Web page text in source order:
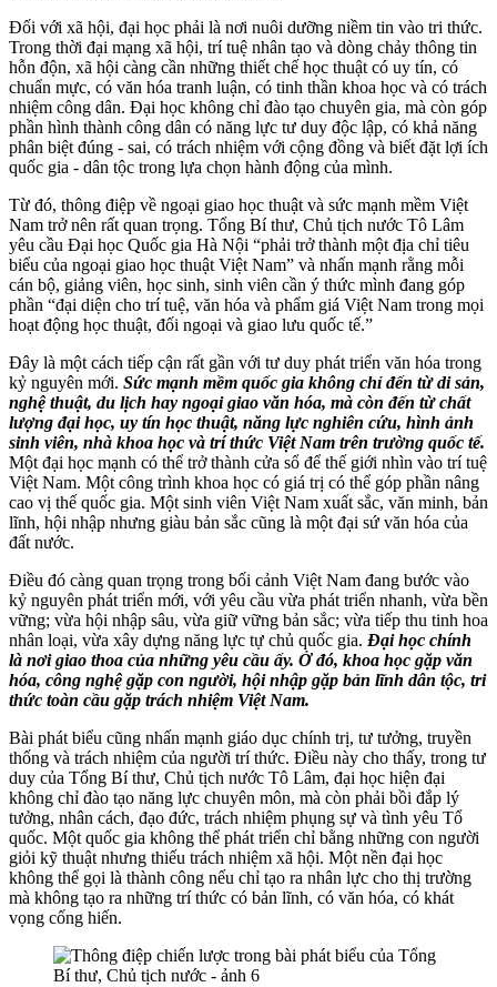
Đối với xã hội, đại học phải là nơi nuôi dưỡng niềm tin vào tri thức.
Trong thời đại mạng xã hội, trí tuệ nhân tạo và dòng chảy thông tin
hỗn độn, xã hội càng cần những thiết chế học thuật có uy tín, có
chuẩn mực, có văn hóa tranh luận, có tinh thần khoa học và có trách
nhiệm công dân. Đại học không chỉ đào tạo chuyên gia, mà còn góp
phần hình thành công dân có năng lực tư duy độc lập, có khả năng
phân biệt đúng - sai, có trách nhiệm với cộng đồng và biết đặt lợi ích
quốc gia - dân tộc trong lựa chọn hành động của mình.
Từ đó, thông điệp về ngoại giao học thuật và sức mạnh mềm Việt
Nam trở nên rất quan trọng. Tổng Bí thư, Chủ tịch nước Tô Lâm
yêu cầu Đại học Quốc gia Hà Nội “phải trở thành một địa chỉ tiêu
biểu của ngoại giao học thuật Việt Nam” và nhấn mạnh rằng mỗi
cán bộ, giảng viên, học sinh, sinh viên cần ý thức mình đang góp
phần “đại diện cho trí tuệ, văn hóa và phẩm giá Việt Nam trong mọi
hoạt động học thuật, đối ngoại và giao lưu quốc tế.”
Đây là một cách tiếp cận rất gần với tư duy phát triển văn hóa trong
kỷ nguyên mới. Sức mạnh mềm quốc gia không chỉ đến từ di sản,
nghệ thuật, du lịch hay ngoại giao văn hóa, mà còn đến từ chất
lượng đại học, uy tín học thuật, năng lực nghiên cứu, hình ảnh
sinh viên, nhà khoa học và trí thức Việt Nam trên trường quốc tế.
Một đại học mạnh có thể trở thành cửa sổ để thế giới nhìn vào trí tuệ
Việt Nam. Một công trình khoa học có giá trị có thể góp phần nâng
cao vị thế quốc gia. Một sinh viên Việt Nam xuất sắc, văn minh, bản
lĩnh, hội nhập nhưng giàu bản sắc cũng là một đại sứ văn hóa của
đất nước.
Điều đó càng quan trọng trong bối cảnh Việt Nam đang bước vào
kỷ nguyên phát triển mới, với yêu cầu vừa phát triển nhanh, vừa bền
vững; vừa hội nhập sâu, vừa giữ vững bản sắc; vừa tiếp thu tinh hoa
nhân loại, vừa xây dựng năng lực tự chủ quốc gia. Đại học chính
là nơi giao thoa của những yêu cầu ấy. Ở đó, khoa học gặp văn
hóa, công nghệ gặp con người, hội nhập gặp bản lĩnh dân tộc, tri
thức toàn cầu gặp trách nhiệm Việt Nam.
Bài phát biểu cũng nhấn mạnh giáo dục chính trị, tư tưởng, truyền
thống và trách nhiệm của người trí thức. Điều này cho thấy, trong tư
duy của Tổng Bí thư, Chủ tịch nước Tô Lâm, đại học hiện đại
không chỉ đào tạo năng lực chuyên môn, mà còn phải bồi đắp lý
tưởng, nhân cách, đạo đức, trách nhiệm phụng sự và tình yêu Tổ
quốc. Một quốc gia không thể phát triển chỉ bằng những con người
giỏi kỹ thuật nhưng thiếu trách nhiệm xã hội. Một nền đại học
không thể gọi là thành công nếu chỉ tạo ra nhân lực cho thị trường
mà không tạo ra những trí thức có bản lĩnh, có văn hóa, có khát
vọng cống hiến.